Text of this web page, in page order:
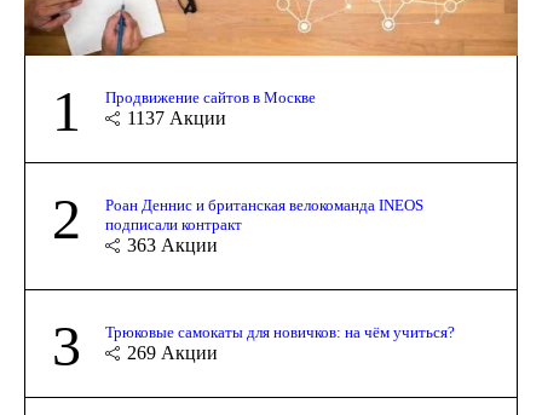
1 Продвижение сайтов в Москве
1137 Акции
2
Роан Деннис и британская велокоманда INEOS
подписали контракт
363 Акции
3 Трюковые самокаты для новичков: на чём учиться?
269 Акции